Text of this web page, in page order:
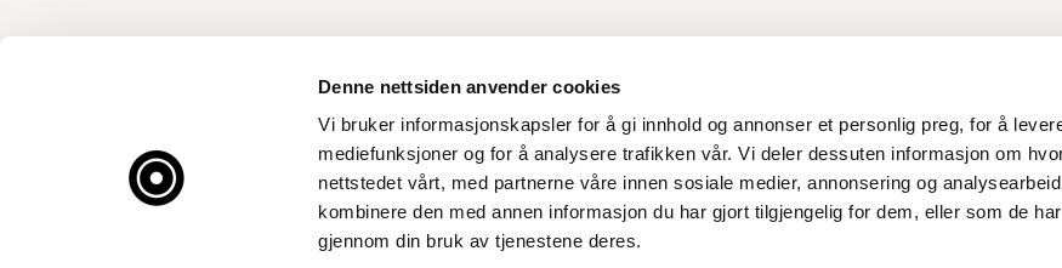
Denne nettsiden anvender cookies
Vi bruker informasjonskapsler for å gi innhold og annonser et personlig preg, for å
mediefunksjoner og for å analysere trafikken vår. Vi deler dessuten informasjon om
nettstedet vårt, med partnerne våre innen sosiale medier, annonsering og
kombinere den med annen informasjon du har gjort tilgjengelig for dem, eller som de
gjennom din bruk av tjenestene deres.
Kontakt oss
Stavanger Sentrum AS
Østervåg 6